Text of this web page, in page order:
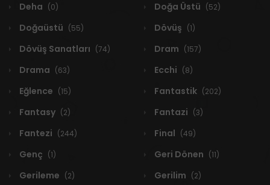
Deha (0) Doğa Üstü (52)
Doğaüstü (55) Dövüş (1)
Dövüş Sanatları (74) Dram (157)
Drama (63) Ecchi (8)
Eğlence (15) Fantastik (202)
Fantasy (2) Fantazi (3)
Fantezi (244) Final (49)
Genç (1) Geri Dönen (11)
Gerileme (2) Gerilim (2)